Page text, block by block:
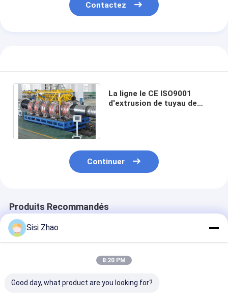
Contactez
La ligne le CE ISO9001
d'extrusion de tuyau de
Continuer
Produits Recommandés
Sisi Zhao
8:20 PM
Good day, what product are you looking for?